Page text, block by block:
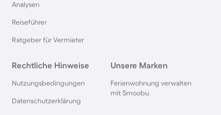
Nordsee
Ferienhäuser & Ferienwohnung mit Hund in
Allgäu
Analysen
Reiseführer
Ratgeber für Vermieter
Rechtliche Hinweise
Nutzungsbedingungen
Datenschutzerklärung
Unsere Marken
Ferienwohnung verwalten
mit Smoobu